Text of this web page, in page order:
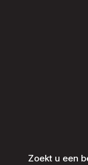
Zoekt u een